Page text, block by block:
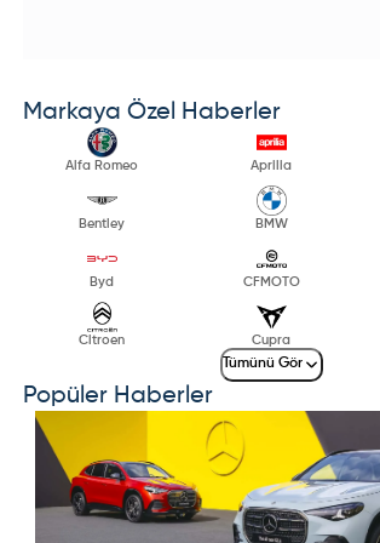
Markaya Özel Haberler
Alfa Romeo Aprilia
Bentley BMW
Byd CFMOTO
Citroen Cupra
Tümünü Gör
Popüler Haberler